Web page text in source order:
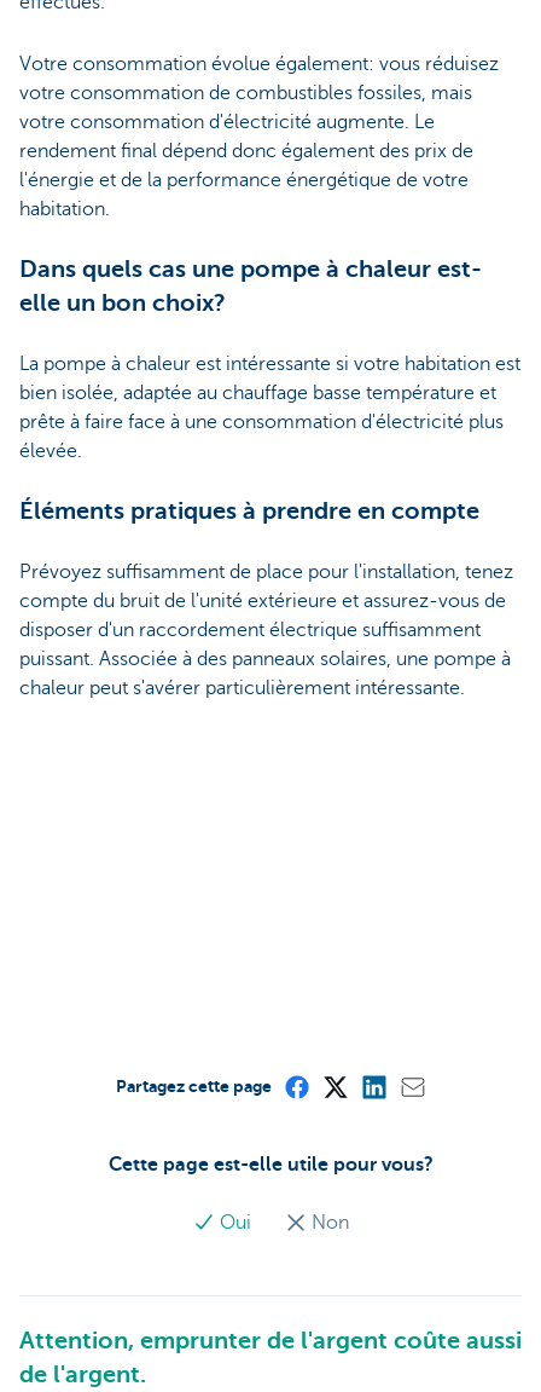
Votre consommation évolue également: vous réduisez
votre consommation de combustibles fossiles, mais
votre consommation d'électricité augmente. Le
rendement final dépend donc également des prix de
l'énergie et de la performance énergétique de votre
habitation.
Dans quels cas une pompe à chaleur est-
elle un bon choix?
La pompe à chaleur est intéressante si votre habitation est
bien isolée, adaptée au chauffage basse température et
prête à faire face à une consommation d'électricité plus
élevée.
Éléments pratiques à prendre en compte
Prévoyez suffisamment de place pour l'installation, tenez
compte du bruit de l'unité extérieure et assurez-vous de
disposer d'un raccordement électrique suffisamment
puissant. Associée à des panneaux solaires, une pompe à
chaleur peut s'avérer particulièrement intéressante.
Cette page est-elle utile pour vous?
Oui Non
Partagez cette page
Attention, emprunter de l'argent coûte aussi
de l'argent.